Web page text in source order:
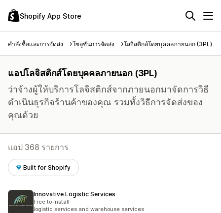
Shopify App Store
คำสั่งซื้อและการจัดส่ง โซลูชันการจัดส่ง โลจิสติกส์โดยบุคคลภายนอก (3PL)
แอปโลจิสติกส์โดยบุคคลภายนอก (3PL)
ว่าจ้างผู้ให้บริการโลจิสติกส์จากภายนอกมาจัดการวิธี
ดำเนินธุรกิจร้านค้าของคุณ รวมทั้งวิธีการจัดส่งของ
คุณด้วย
แอป 368 รายการ
Built for Shopify
Innovative Logistic Services
Free to install
logistic services and warehouse services